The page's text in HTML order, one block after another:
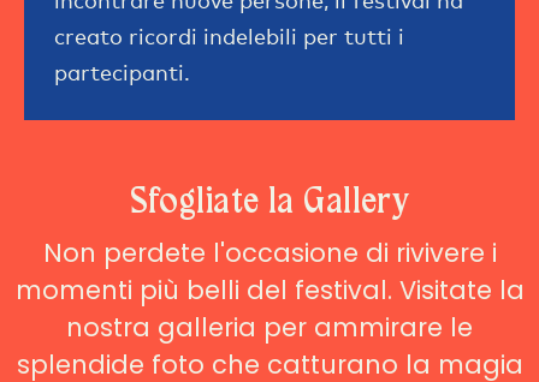
creato ricordi indelebili per tutti i
partecipanti.
Sfogliate la Gallery
Non perdete l'occasione di rivivere i
momenti più belli del festival. Visitate la
nostra galleria per ammirare le
splendide foto che catturano la magia